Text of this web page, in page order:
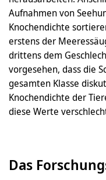
Aufnahmen von
Knochendichte
erstens der
drittens dem
vorgesehen, dass die
gesamten Klasse
Knochendichte der
diese Werte
Das